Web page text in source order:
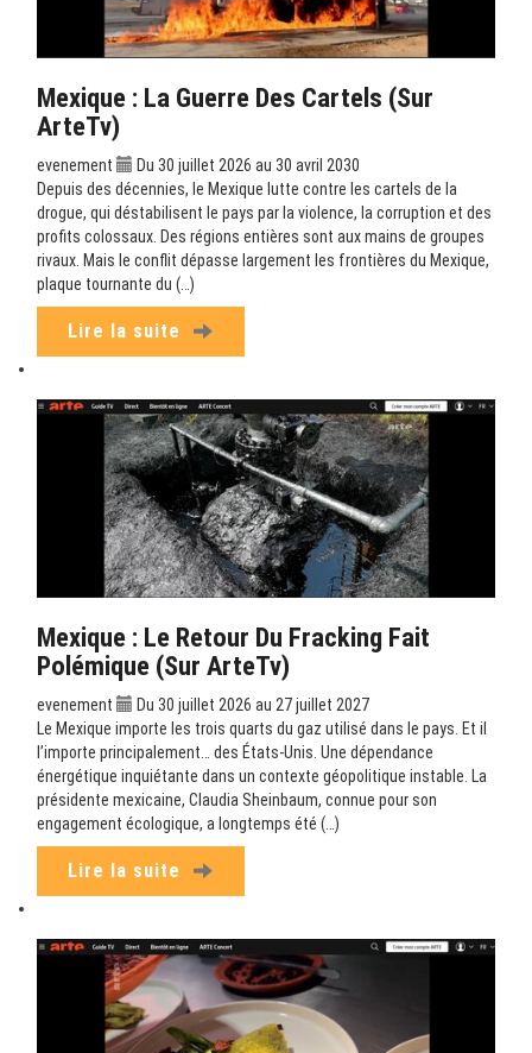
Mexique : La Guerre Des Cartels (sur
ArteTv)
evenement
Du 30 juillet 2026 au 30 avril 2030
Depuis des décennies, le Mexique lutte contre les cartels de la
drogue, qui déstabilisent le pays par la violence, la corruption et des
profits colossaux. Des régions entières sont aux mains de groupes
rivaux. Mais le conflit dépasse largement les frontières du Mexique,
plaque tournante du (…)
Lire la suite
Mexique : Le Retour Du Fracking Fait
Polémique (sur ArteTv)
evenement
Du 30 juillet 2026 au 27 juillet 2027
Le Mexique importe les trois quarts du gaz utilisé dans le pays. Et il
l’importe principalement… des États-Unis. Une dépendance
énergétique inquiétante dans un contexte géopolitique instable. La
présidente mexicaine, Claudia Sheinbaum, connue pour son
engagement écologique, a longtemps été (…)
Lire la suite